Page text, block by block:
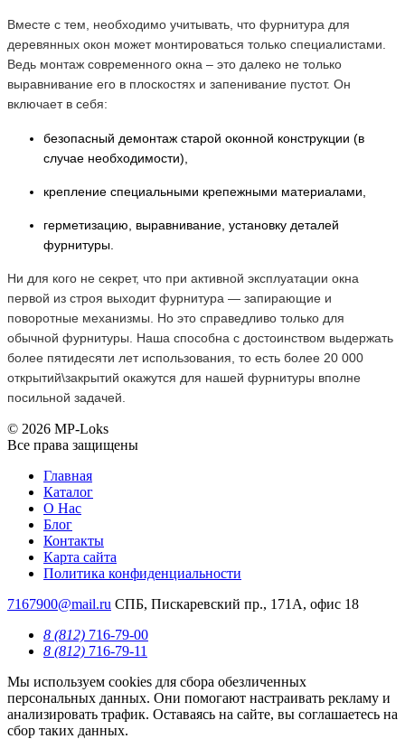
Вместе с тем, необходимо учитывать, что фурнитура для
деревянных окон может монтироваться только специалистами.
Ведь монтаж современного окна – это далеко не только
выравнивание его в плоскостях и запенивание пустот. Он
включает в себя:
безопасный демонтаж старой оконной конструкции (в
случае необходимости),
крепление специальными крепежными материалами,
герметизацию, выравнивание, установку деталей
фурнитуры.
Ни для кого не секрет, что при активной эксплуатации окна
первой из строя выходит фурнитура — запирающие и
поворотные механизмы. Но это справедливо только для
обычной фурнитуры. Наша способна с достоинством выдержать
более пятидесяти лет использования, то есть более 20 000
открытий\закрытий окажутся для нашей фурнитуры вполне
посильной задачей.
© 2026 MP-Loks
Все права защищены
Главная
Каталог
О Нас
Блог
Контакты
Карта сайта
Политика конфиденциальности
7167900@mail.ru СПБ, Пискаревский пр., 171А, офис 18
8 (812) 716-79-00
8 (812) 716-79-11
Мы используем cookies для сбора обезличенных
персональных данных. Они помогают настраивать рекламу и
анализировать трафик. Оставаясь на сайте, вы соглашаетесь на
сбор таких данных.